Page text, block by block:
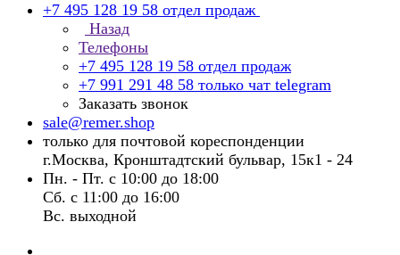
+7 495 128 19 58 отдел продаж
Назад
Телефоны
+7 495 128 19 58 отдел продаж
+7 991 291 48 58 только чат telegram
Заказать звонок
sale@remer.shop
только для почтовой кореспонденции
г.Москва, Кронштадтский бульвар, 15к1 - 24
Пн. - Пт. с 10:00 до 18:00
Сб. с 11:00 до 16:00
Вс. выходной